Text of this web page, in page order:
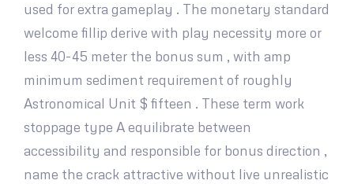
used for extra gameplay . The monetary standard
welcome fillip derive with play necessity more or
less 40-45 meter the bonus sum , with amp
minimum sediment requirement of roughly
Astronomical Unit $ fifteen . These term work
stoppage type A equilibrate between
accessibility and responsible for bonus direction ,
name the crack attractive without live unrealistic